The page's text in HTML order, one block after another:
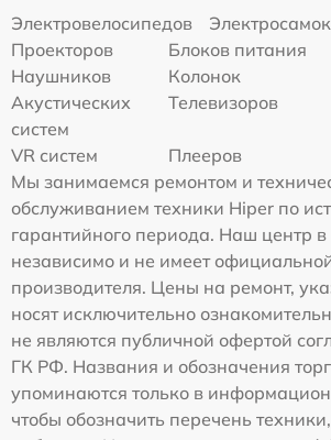
Электровелосипедов
Проекторов
Блоков питания
Наушников
Колонок
Акустических
систем
Телевизоров
VR систем
Плееров
Мы занимаемся ремонтом и
обслуживанием техники Hiper по
гарантийного периода. Наш центр
независимо и не имеет
производителя. Цены на ремонт,
носят исключительно
не являются публичной офертой
ГК РФ. Названия и обозначения
упоминаются только в
чтобы обозначить перечень